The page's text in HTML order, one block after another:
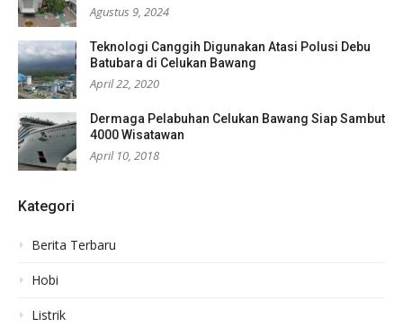
Agustus 9, 2024
Teknologi Canggih Digunakan Atasi Polusi Debu
Batubara di Celukan Bawang
April 22, 2020
Dermaga Pelabuhan Celukan Bawang Siap Sambut
4000 Wisatawan
April 10, 2018
Kategori
Berita Terbaru
Hobi
Listrik